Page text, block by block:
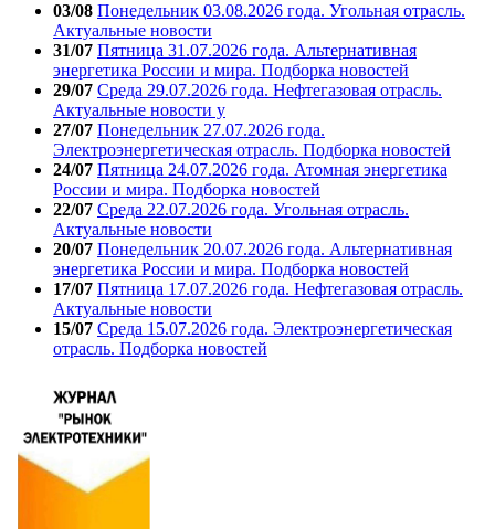
03/08 Понедельник 03.08.2026 года. Угольная отрасль.
Актуальные новости
31/07 Пятница 31.07.2026 года. Альтернативная
энергетика России и мира. Подборка новостей
29/07 Среда 29.07.2026 года. Нефтегазовая отрасль.
Актуальные новости у
27/07 Понедельник 27.07.2026 года.
Электроэнергетическая отрасль. Подборка новостей
24/07 Пятница 24.07.2026 года. Атомная энергетика
России и мира. Подборка новостей
22/07 Среда 22.07.2026 года. Угольная отрасль.
Актуальные новости
20/07 Понедельник 20.07.2026 года. Альтернативная
энергетика России и мира. Подборка новостей
17/07 Пятница 17.07.2026 года. Нефтегазовая отрасль.
Актуальные новости
15/07 Среда 15.07.2026 года. Электроэнергетическая
отрасль. Подборка новостей